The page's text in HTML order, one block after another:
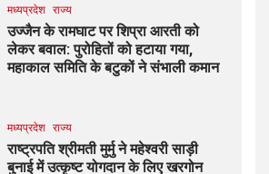
मध्यप्रदेश राज्य
उज्जैन के रामघाट पर शिप्रा आरती को
लेकर बवाल: पुरोहितों को हटाया गया,
महाकाल समिति के बटुकों ने संभाली कमान
मध्यप्रदेश राज्य
राष्ट्रपति श्रीमती मुर्मु ने महेश्वरी साड़ी
बुनाई में उत्कृष्ट योगदान के लिए खरगोन